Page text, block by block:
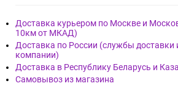
Доставка курьером по Москве и
10км от МКАД)
Доставка по России (службы доставки
компании)
Доставка в Республику Беларусь и
Самовывоз из магазина